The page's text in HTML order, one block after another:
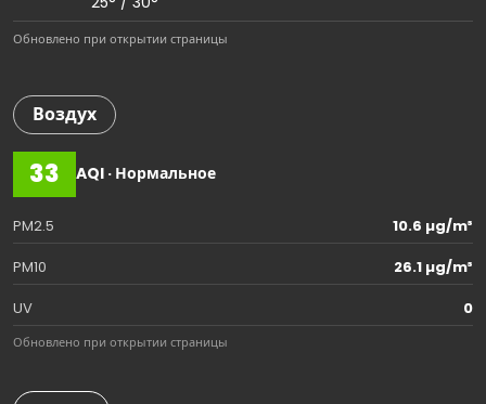
Обновлено при открытии страницы
Воздух
33 AQI · Нормальное
PM2.5
10.6 µg/m³
PM10
26.1 µg/m³
UV
0
Обновлено при открытии страницы